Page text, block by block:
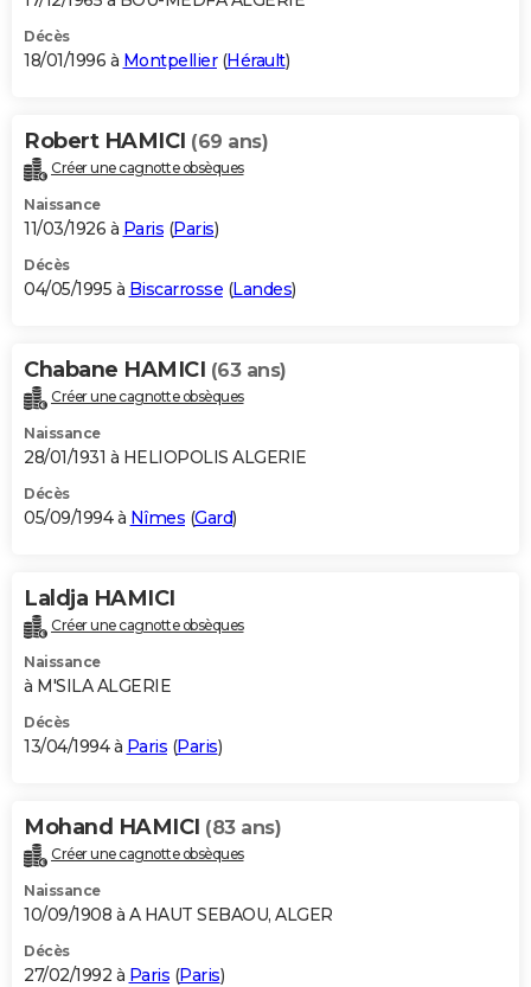
Décès
18/01/1996 à Montpellier(Hérault)
Robert HAMICI (69 ans)
Créer une cagnotte obsèques
Naissance
11/03/1926 à Paris (Paris)
Décès
04/05/1995 à Biscarrosse (Landes)
Chabane HAMICI (63 ans)
Créer une cagnotte obsèques
Naissance
28/01/1931 à HELIOPOLIS ALGERIE
Décès
05/09/1994 à Nîmes (Gard)
Laldja HAMICI
Créer une cagnotte obsèques
Naissance
à M'SILA ALGERIE
Décès
13/04/1994 à Paris (Paris)
Mohand HAMICI (83 ans)
Créer une cagnotte obsèques
Naissance
10/09/1908 à A HAUT SEBAOU, ALGER
Décès
27/02/1992 à Paris (Paris)